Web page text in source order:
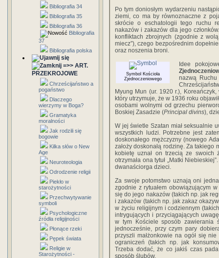
Bibliografia 34
Bibliografia 35
Bibliografia 36
Bibliografia
37
Bibliografia polska
=>> ART.
PRZEKROJOWE
Chrześcijaństwo a
pogaństwo
Dlaczego
wierzymy w Boga?
Gramatyka
moralności
Jak rodzili się
bogowie
Kilka słów o New
Age
Neuroteologia
Odrodzenie religii
Piekło w
starożytności
Przechwytywanie
symboli
Psychologiczne
źródła religijności
Płonące rzeki
Pępek świata
Religie w
Starożytności -
Po tym doniosłym wydarzeniu
ziemi, co ma by równoznaczne z
skrócie o eschatologii tego ruchu
nakazów i zakazów dla jego
konfliktach zbrojnych (zgodnie z
miecz”), czego bezpośrednim
oraz noszenia broni.
Symbol Kościoła
Zjednoczeniowego
Idee
nazwą
Myung Mun (ur. 1920 r.),
który utrzymuje, że w 1936 roku
osobami wolnymi od grzechu
Boskiej Zasadzie (Principal divins),
W jej świetle Szatan miał seksualnie
wszystkich ludzi. Potrzebne jest
doskonałego mężczyzny (nowego
założy doskonałą rodzinę. Za takiego
kobietę uznał on trzecią ze
otrzymała ona tytuł „Matki
dwanaściorga dzieci.
Za swoje potomstwo uznają oni
zgodnie z rytuałem obowiązującym
się do jego nakazów (takich np. jak
i zakazów (takich np. jak zakaz
w życiu religijnym i codziennym
intrygujących i przyciągających
w tym Kościele sposób zawierania
jednocześnie, przy czym pary
przyszli małżonkowie na ogół się
ograniczeń (takich np. jak
Trzeba dodać, że co jakiś czas
sposób ślubów.